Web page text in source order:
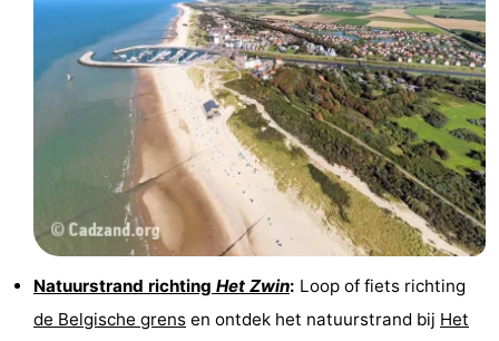
Natuurstrand richting Het Zwin: Loop of fiets richting
de Belgische grens en ontdek het natuurstrand bij Het